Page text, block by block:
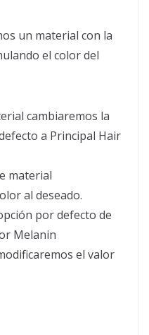
un material con la
el color del
cambiaremos la
a Principal Hair
material
al deseado.
por defecto de
Melanin
el valor